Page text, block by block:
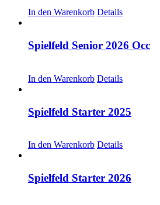
In den Warenkorb Details
Spielfeld Senior 2026 Occ
In den Warenkorb Details
Spielfeld Starter 2025
In den Warenkorb Details
Spielfeld Starter 2026